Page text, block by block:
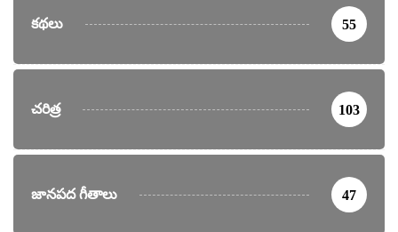
కథలు 55
చరిత్ర 103
జానపద గీతాలు 47